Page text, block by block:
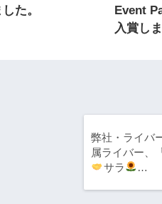
た。
Event
入賞し
弊社・ライバ
属ライバー、
サラ
‬…